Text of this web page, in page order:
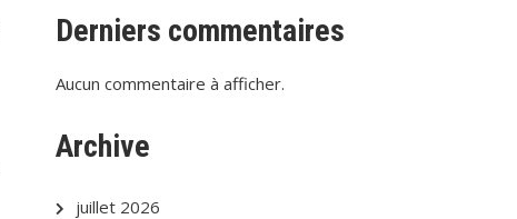
Derniers commentaires
Aucun commentaire à afficher.
Archive
juillet 2026